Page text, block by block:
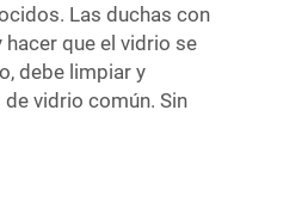
Las duchas con
que el vidrio se
debe limpiar y
vidrio común. Sin